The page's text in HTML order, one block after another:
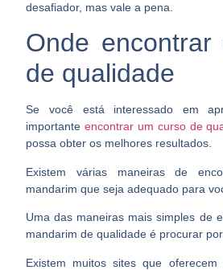
desafiador, mas vale a pena.
Onde encontrar
de qualidade
Se você está interessado em
importanteencontrar um curso de
possaobter os melhores resultados.
Existem várias maneiras de
mandarim que seja adequado para
Uma das maneiras mais simples de
mandarim de qualidade é procurar
Existem muitos sites que